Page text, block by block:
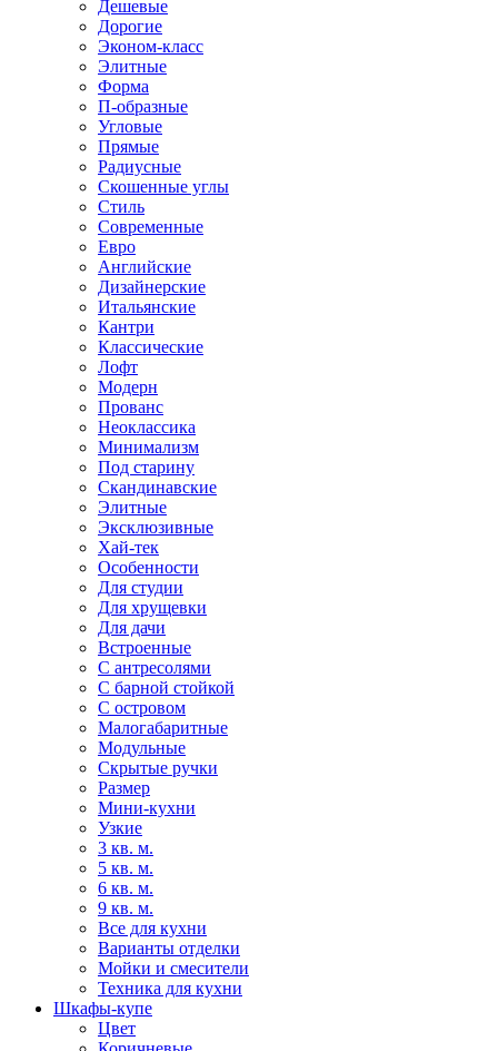
Дешевые
Дорогие
Эконом-класс
Элитные
Форма
П-образные
Угловые
Прямые
Радиусные
Скошенные углы
Стиль
Современные
Евро
Английские
Дизайнерские
Итальянские
Кантри
Классические
Лофт
Модерн
Прованс
Неоклассика
Минимализм
Под старину
Скандинавские
Элитные
Эксклюзивные
Хай-тек
Особенности
Для студии
Для хрущевки
Для дачи
Встроенные
С антресолями
С барной стойкой
С островом
Малогабаритные
Модульные
Скрытые ручки
Размер
Мини-кухни
Узкие
3 кв. м.
5 кв. м.
6 кв. м.
9 кв. м.
Все для кухни
Варианты отделки
Мойки и смесители
Техника для кухни
Шкафы-купе
Цвет